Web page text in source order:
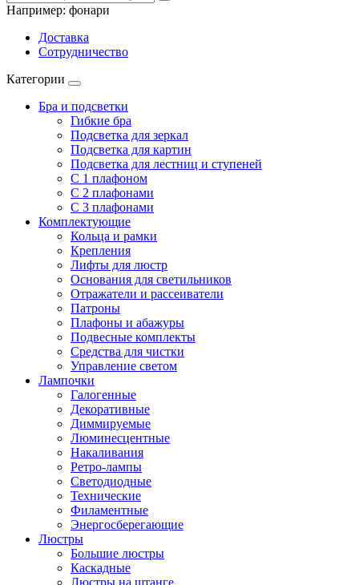
Например: фонари
Доставка
Сотрудничество
Категории
Бра и подсветки
Гибкие бра
Подсветка для зеркал
Подсветка для картин
Подсветка для лестниц и ступеней
С 1 плафоном
С 2 плафонами
С 3 плафонами
Комплектующие
Кольца и рамки
Крепления
Лифты для люстр
Основания для светильников
Отражатели и рассеиватели
Патроны
Плафоны и абажуры
Подвесные комплекты
Средства для чистки
Управление светом
Лампочки
Галогенные
Декоративные
Диммируемые
Люминесцентные
Накаливания
Ретро-лампы
Светодиодные
Технические
Филаментные
Энергосберегающие
Люстры
Большие люстры
Каскадные
Люстры на штанге